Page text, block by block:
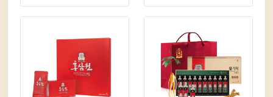
Hongsam Slice 200g